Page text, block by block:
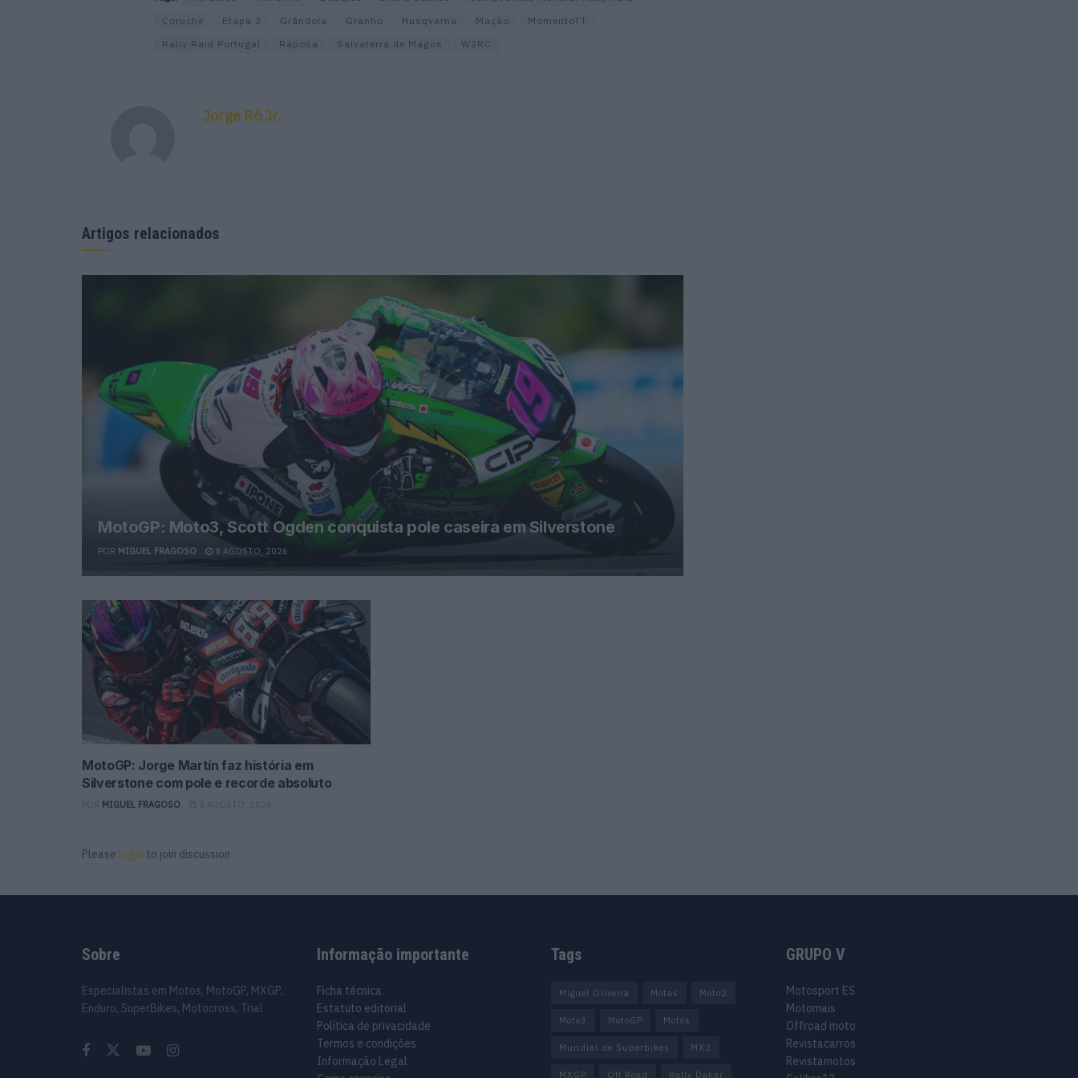
Coruche
Etapa 3 Grândola Granho Husqvarna Mação
MomentoTT
Rally Raid Portugal
Raposa Salvaterra de Magos W2RC
Jorge Ró Jr.
Artigos relacionados
MotoGP: Moto3, Scott Ogden conquista pole caseira em Silverstone
POR MIGUEL FRAGOSO 8 AGOSTO, 2026
MotoGP: Jorge Martín faz história em
Silverstone com pole e recorde absoluto
MIGUEL FRAGOSO 8 AGOSTO, 2026
Please login to join discussion
Sobre
Especialistas em Motos, MotoGP, MXGP,
Enduro, SuperBikes, Motocross, Trial
Informação importante
Ficha técnica
Estatuto editorial
Política de privacidade
Termos e condições
Informação Legal
Tags
Miguel Oliveira Motas Moto2
Moto3 MotoGP Motos
Mundial de Superbikes MX2
MXGP Off Road Rally Dakar
GRUPO V
Motosport ES
Motomais
Offroad moto
Revistacarros
Revistamotos